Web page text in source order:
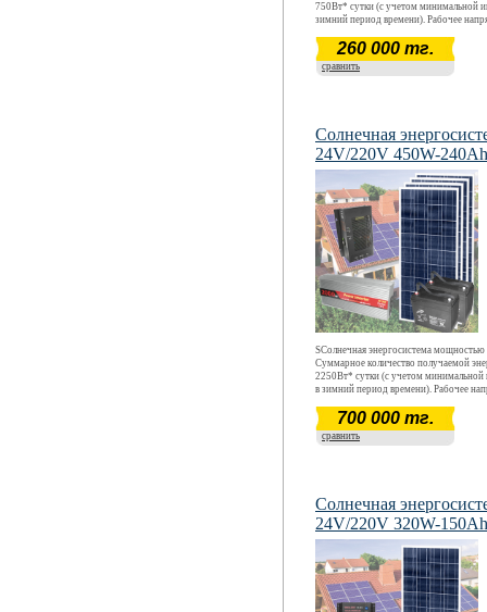
750Вт* сутки (с учетом минимальной
зимний период времени). Рабочее
эксплуатации энергосистемы-
круглосуточный, запас энергии на 24
полном отсутствии солнца.
260 000 тг.
сравнить
Солнечная
24V/220V 450W-240Ah
SСолнечная энергосистема мощностью
Суммарное количество получаемой
2250Вт* сутки (с учетом минимальной
в зимний период времени). Рабочее
эксплуатации энергосистемы-
круглосуточный, запас энергии на 24
полном отсутствии солнца.
700 000 тг.
сравнить
Солнечная
24V/220V 320W-150Ah